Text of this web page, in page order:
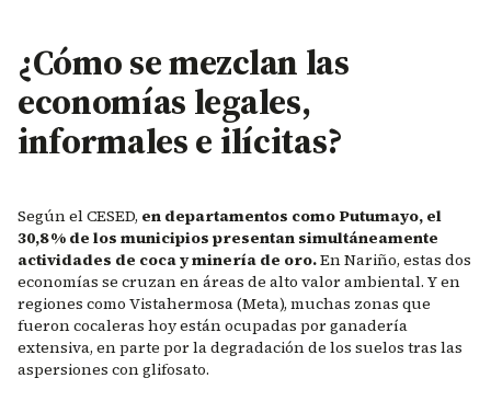
¿Cómo se mezclan las
economías legales,
informales e ilícitas?
Según el CESED, en departamentos como Putumayo, el
30,8 % de los municipios presentan simultáneamente
actividades de coca y minería de oro.En Nariño, estas dos
economías se cruzan en áreas de alto valor ambiental. Y en
regiones como Vistahermosa (Meta), muchas zonas que
fueron cocaleras hoy están ocupadas por ganadería
extensiva, en parte por la degradación de los suelos tras las
aspersiones con glifosato.